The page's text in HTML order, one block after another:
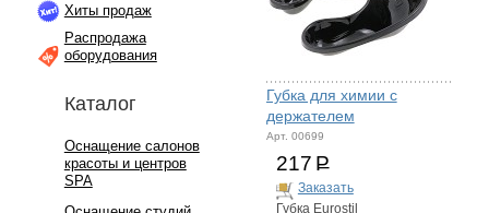
Хиты продаж
Распродажа
оборудования
Каталог
Оснащение салонов
красоты и центров
SPA
Губка для химии с
держателем
Арт. 00699
217 Р
Заказать
Губка Eurostil